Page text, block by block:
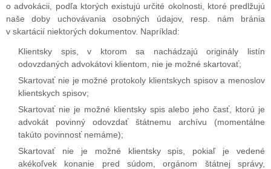
o advokácii, podľa ktorých existujú určité okolnosti, ktoré predlžujú
naše doby uchovávania osobných údajov, resp. nám bránia
v skartácií niektorých dokumentov. Napríklad:
Klientsky spis, v ktorom sa nachádzajú originály listín
odovzdaných advokátovi klientom, nie je možné skartovať;
Skartovať nie je možné protokoly klientskych spisov a menoslov
klientskych spisov;
Skartovať nie je možné klientsky spis alebo jeho časť, ktorú je
advokát povinný odovzdať štátnemu archívu (momentálne
takúto povinnosť nemáme);
Skartovať nie je možné klientsky spis, pokiaľ je vedené
akékoľvek konanie pred súdom, orgánom štátnej správy,